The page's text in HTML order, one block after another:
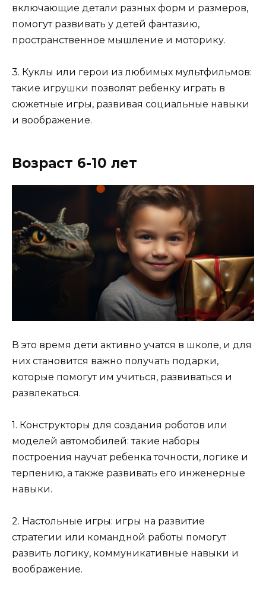
включающие детали разных форм и размеров,
помогут развивать у детей фантазию,
пространственное мышление и моторику.
3. Куклы или герои из любимых мультфильмов:
такие игрушки позволят ребенку играть в
сюжетные игры, развивая социальные навыки
и воображение.
Возраст 6-10 лет
В это время дети активно учатся в школе, и для
них становится важно получать подарки,
которые помогут им учиться, развиваться и
развлекаться.
1. Конструкторы для создания роботов или
моделей автомобилей: такие наборы
построения научат ребенка точности, логике и
терпению, а также развивать его инженерные
навыки.
2. Настольные игры: игры на развитие
стратегии или командной работы помогут
развить логику, коммуникативные навыки и
воображение.